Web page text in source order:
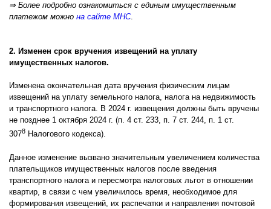
⇒ Более подробно ознакомиться с единым имущественным
платежом можно на сайте МНС.
2. Изменен срок вручения извещений на уплату
имущественных налогов.
Изменена окончательная дата вручения физическим лицам
извещений на уплату земельного налога, налога на недвижимость
и транспортного налога. В 2024 г. извещения должны быть вручены
не позднее 1 октября 2024 г. (п. 4 ст. 233, п. 7 ст. 244, п. 1 ст.
3078 Налогового кодекса).
Данное изменение вызвано значительным увеличением количества
плательщиков имущественных налогов после введения
транспортного налога и пересмотра налоговых льгот в отношении
квартир, в связи с чем увеличилось время, необходимое для
формирования извещений, их распечатки и направления почтовой